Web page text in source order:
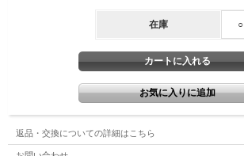
在庫 ○
返品・交換についての詳細はこちら